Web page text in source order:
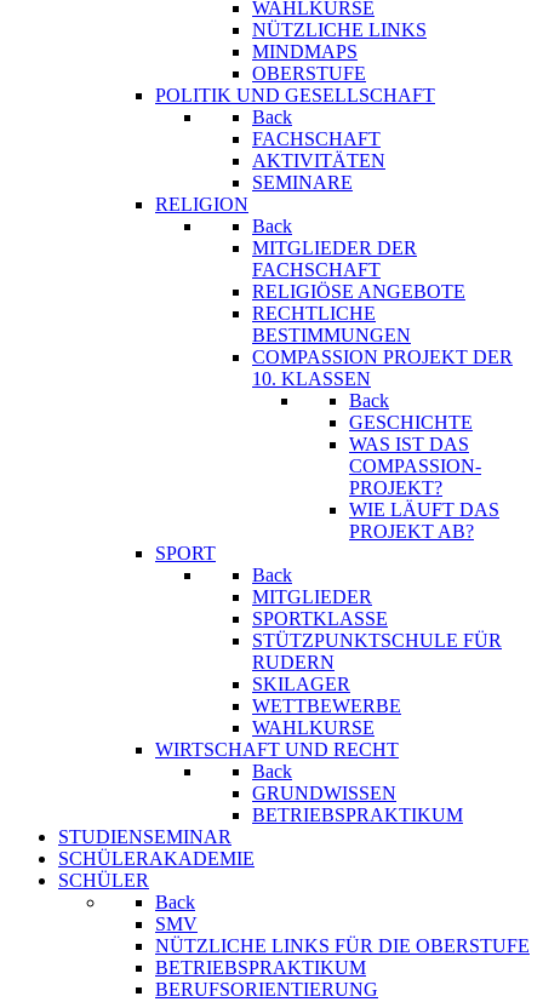
WAHLKURSE
NÜTZLICHE LINKS
MINDMAPS
OBERSTUFE
POLITIK UND GESELLSCHAFT
Back
FACHSCHAFT
AKTIVITÄTEN
SEMINARE
RELIGION
Back
MITGLIEDER DER
FACHSCHAFT
RELIGIÖSE ANGEBOTE
RECHTLICHE
BESTIMMUNGEN
COMPASSION PROJEKT DER
10. KLASSEN
Back
GESCHICHTE
WAS IST DAS
COMPASSION-
PROJEKT?
WIE LÄUFT DAS
PROJEKT AB?
SPORT
Back
MITGLIEDER
SPORTKLASSE
STÜTZPUNKTSCHULE FÜR
RUDERN
SKILAGER
WETTBEWERBE
WAHLKURSE
WIRTSCHAFT UND RECHT
Back
GRUNDWISSEN
BETRIEBSPRAKTIKUM
STUDIENSEMINAR
SCHÜLERAKADEMIE
SCHÜLER
Back
SMV
NÜTZLICHE LINKS FÜR DIE OBERSTUFE
BETRIEBSPRAKTIKUM
BERUFSORIENTIERUNG